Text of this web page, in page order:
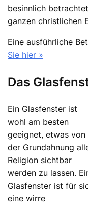
besinnlich
ganzen christlichen
Eine ausführliche
Sie hier »
Das
Ein Glasfenster ist
wohl am besten
geeignet, etwas von
der Grundahnung
Religion sichtbar
werden zu lassen.
Glasfenster ist für
eine wirre